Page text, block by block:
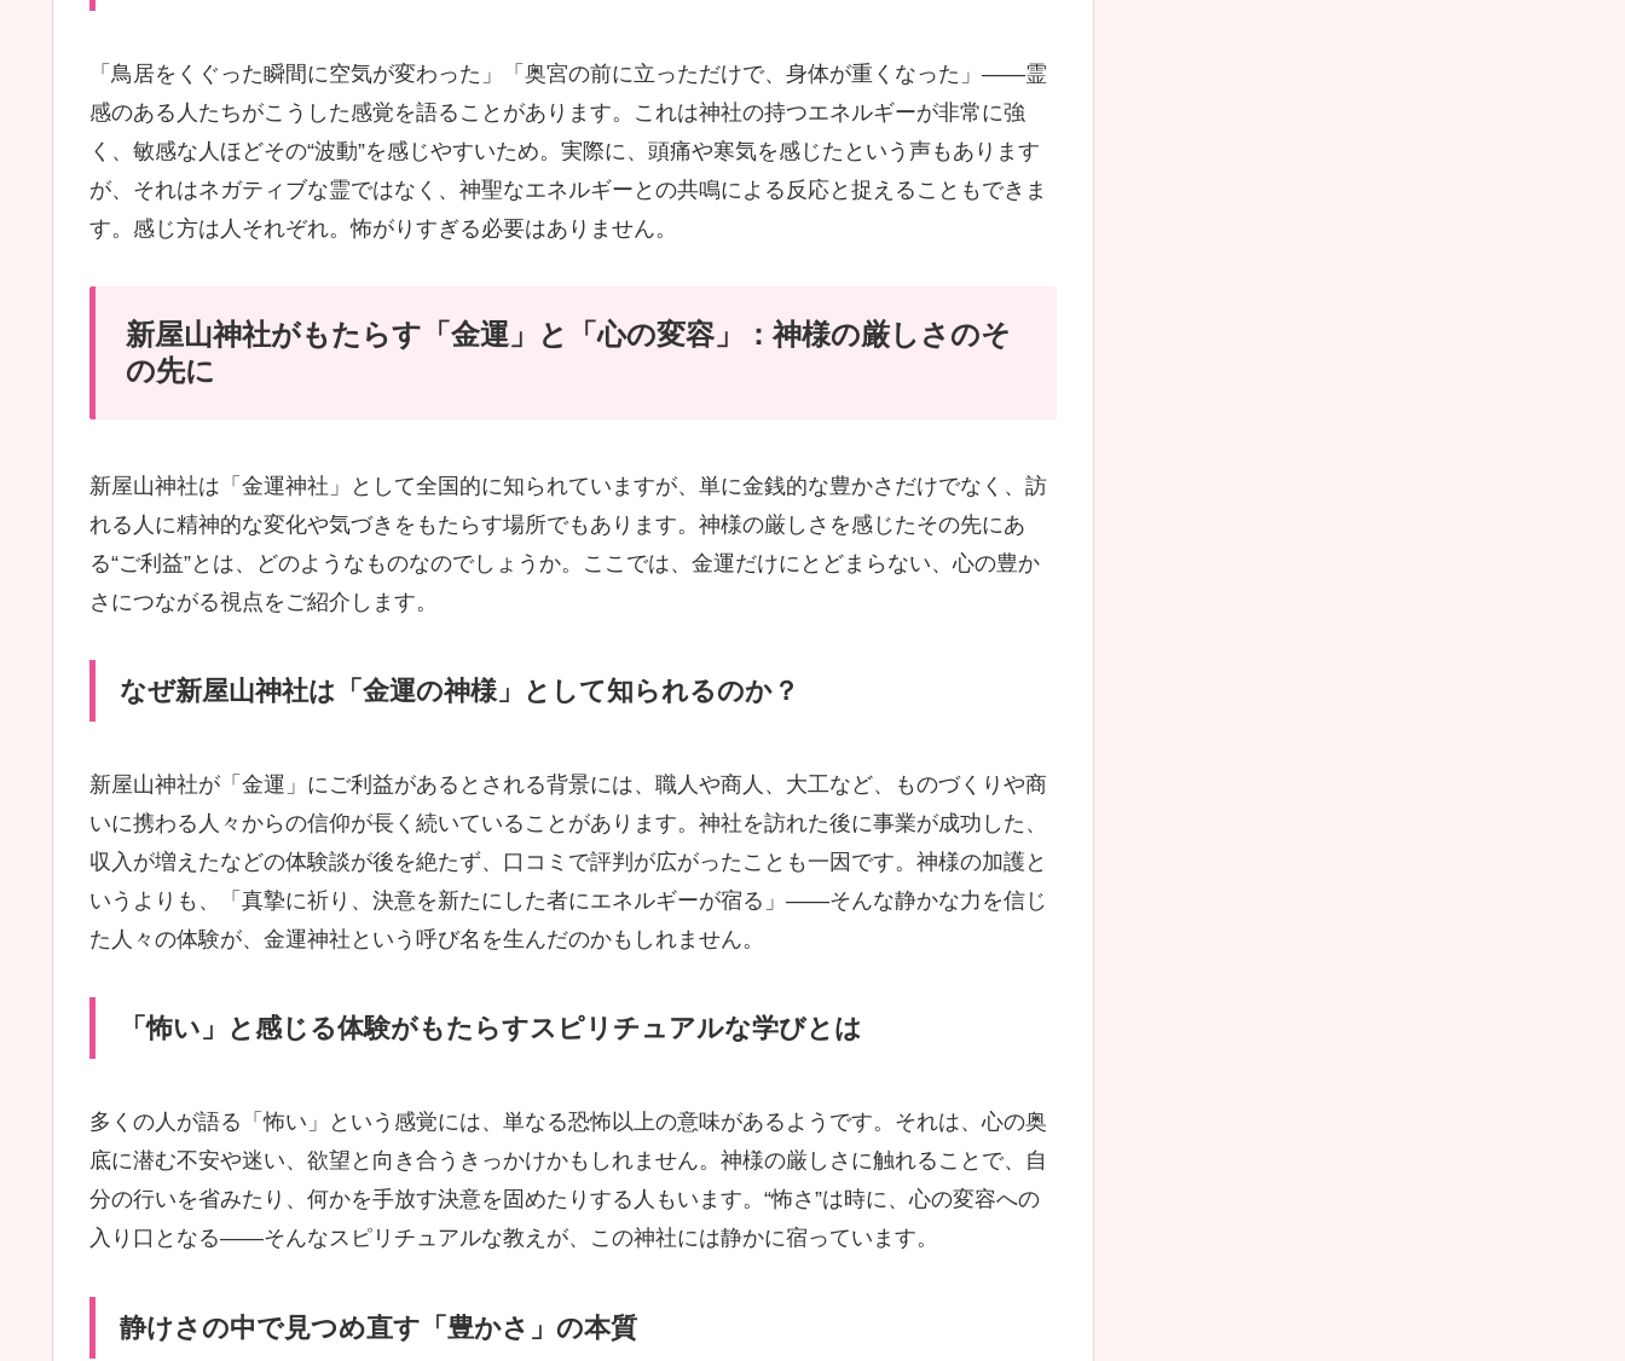
「鳥居をくぐった瞬間に空気が変わった」「奥宮の前に立っただけで、身体が重くなった」――霊
感のある人たちがこうした感覚を語ることがあります。これは神社の持つエネルギーが非常に強
く、敏感な人ほどその“波動”を感じやすいため。実際に、頭痛や寒気を感じたという声もあります
が、それはネガティブな霊ではなく、神聖なエネルギーとの共鳴による反応と捉えることもできま
す。感じ方は人それぞれ。怖がりすぎる必要はありません。
新屋山神社がもたらす「金運」と「心の変容」：神様の厳しさのそ
の先に
新屋山神社は「金運神社」として全国的に知られていますが、単に金銭的な豊かさだけでなく、訪
れる人に精神的な変化や気づきをもたらす場所でもあります。神様の厳しさを感じたその先にあ
る“ご利益”とは、どのようなものなのでしょうか。ここでは、金運だけにとどまらない、心の豊か
さにつながる視点をご紹介します。
なぜ新屋山神社は「金運の神様」として知られるのか？
新屋山神社が「金運」にご利益があるとされる背景には、職人や商人、大工など、ものづくりや商
いに携わる人々からの信仰が長く続いていることがあります。神社を訪れた後に事業が成功した、
収入が増えたなどの体験談が後を絶たず、口コミで評判が広がったことも一因です。神様の加護と
いうよりも、「真摯に祈り、決意を新たにした者にエネルギーが宿る」――そんな静かな力を信じ
た人々の体験が、金運神社という呼び名を生んだのかもしれません。
「怖い」と感じる体験がもたらすスピリチュアルな学びとは
多くの人が語る「怖い」という感覚には、単なる恐怖以上の意味があるようです。それは、心の奥
底に潜む不安や迷い、欲望と向き合うきっかけかもしれません。神様の厳しさに触れることで、自
分の行いを省みたり、何かを手放す決意を固めたりする人もいます。“怖さ”は時に、心の変容への
入り口となる――そんなスピリチュアルな教えが、この神社には静かに宿っています。
静けさの中で見つめ直す「豊かさ」の本質